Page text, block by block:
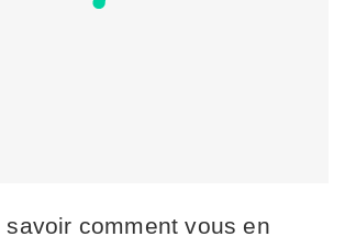
savoir comment vous en